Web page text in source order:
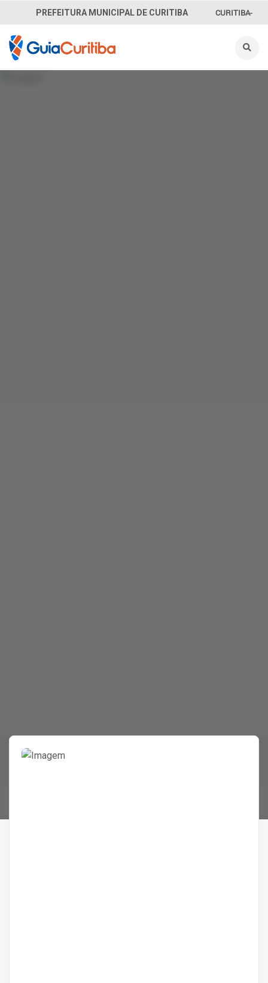
PREFEITURA MUNICIPAL DE CURITIBA CURITIBA-